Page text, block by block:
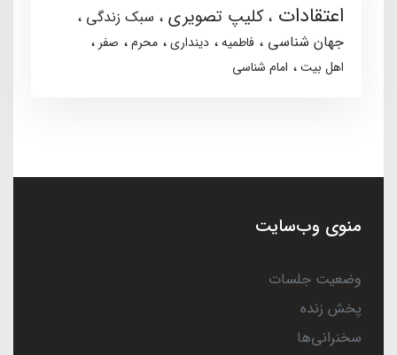
اعتقادات کلیپ تصویری
سبک زندگی
جهان شناسی
فاطمیه دینداری محرم
صفر
اهل بیت
امام شناسی
منوی وب‌سایت
وضعیت جلسات
پخش زنده
سخنرانی‌ها